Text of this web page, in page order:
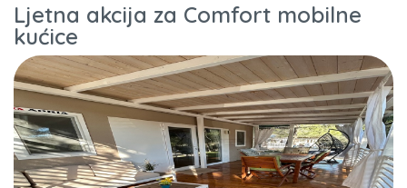
Ljetna akcija za Comfort mobilne
kućice